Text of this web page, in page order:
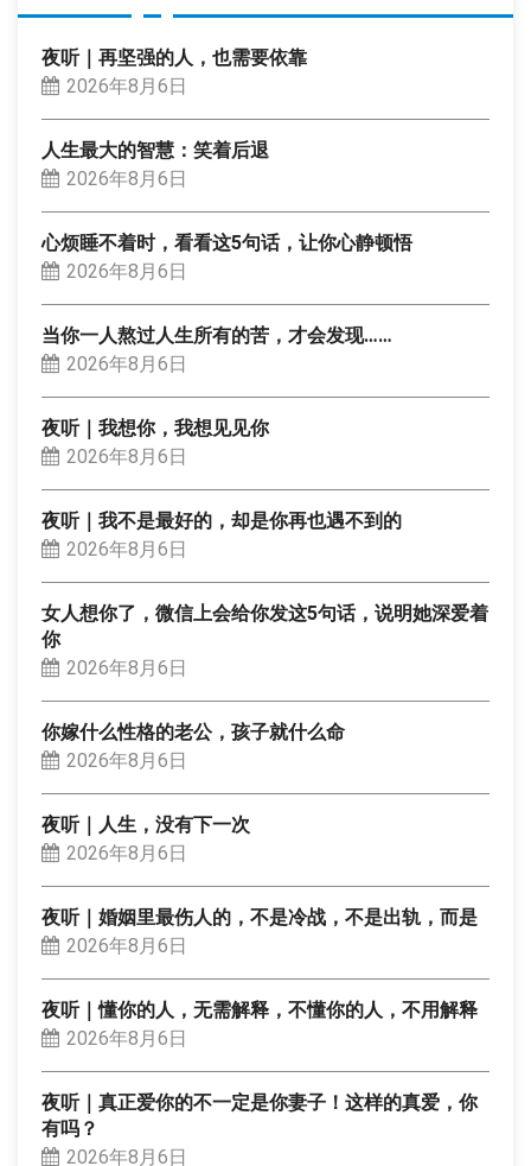
夜听｜再坚强的人，也需要依靠
2026年8月6日
人生最大的智慧：笑着后退
2026年8月6日
心烦睡不着时，看看这5句话，让你心静顿悟
2026年8月6日
当你一人熬过人生所有的苦，才会发现……
2026年8月6日
夜听｜我想你，我想见见你
2026年8月6日
夜听｜我不是最好的，却是你再也遇不到的
2026年8月6日
女人想你了，微信上会给你发这5句话，说明她深爱着
你
2026年8月6日
你嫁什么性格的老公，孩子就什么命
2026年8月6日
夜听｜人生，没有下一次
2026年8月6日
夜听｜婚姻里最伤人的，不是冷战，不是出轨，而是
2026年8月6日
夜听｜懂你的人，无需解释，不懂你的人，不用解释
2026年8月6日
夜听｜真正爱你的不一定是你妻子！这样的真爱，你
有吗？
2026年8月6日